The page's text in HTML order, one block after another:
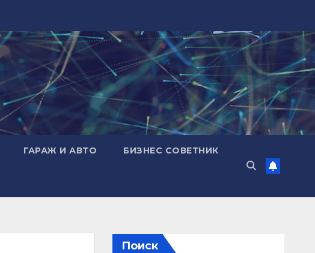
ГАРАЖ И АВТО БИЗНЕС СОВЕТНИК
Поиск